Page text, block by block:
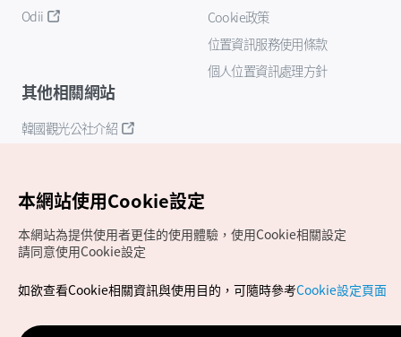
Odii
Cookie政策
位置資訊服務使用條款
個人位置資訊處理方針
其他相關網站
韓國觀光公社介紹
Copyrights (c) 韓國觀光公社版權所有
如有相關疑問或建議，歡迎來信至官方信箱
本網站使用Cookie設定
本網站為提供使用者更佳的使用體驗，使用Cookie相關設定
請同意使用Cookie設定
如欲查看Cookie相關資訊與使用目的，可隨時參考Cookie設定頁面